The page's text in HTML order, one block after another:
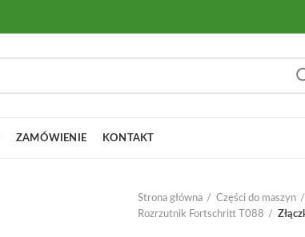
ZAMÓWIENIE KONTAKT
Strona główna Części do maszyn
Rozrzutnik Fortschritt T088